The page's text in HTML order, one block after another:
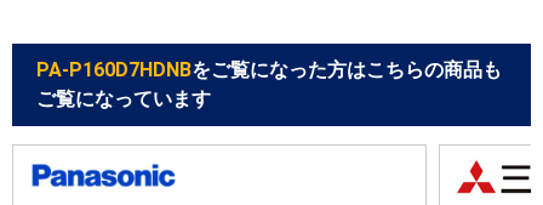
PA-P160D7HDNBをご覧になった方はこちらの商品も
ご覧になっています